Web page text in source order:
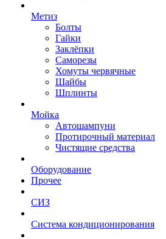
Метиз
Болты
Гайки
Заклёпки
Саморезы
Хомуты червячные
Шайбы
Шплинты
Мойка
Автошампуни
Протирочный материал
Чистящие средства
Оборудование
Прочее
СИЗ
Система кондиционирования